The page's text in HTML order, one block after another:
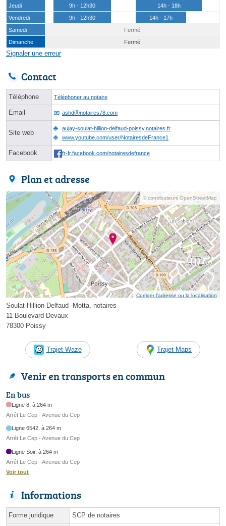
Jeudi
9h - 12h30
14h - 18h
Vendredi
9h - 12h30
14h - 17h
Samedi
Fermé
Dimanche
Fermé
Signaler une erreur
Contact
Téléphone Téléphoner au notaire
Email ashdⓐnotaires78.com
Site web
aujay-soulat-hillion-delfaud-poissy.notaires.fr
www.youtube.com/user/NotairesdeFrance1
Facebook fr-fr.facebook.com/notairesdefrance
Plan et adresse
© contributeurs OpenStreetMap
Corriger l’adresse ou la localisation
Soulat-Hillion-Delfaud -Motta, notaires
11 Boulevard Devaux
78300 Poissy
Trajet Waze Trajet Maps
Venir en transports en commun
En bus
Ligne 8, à 264 m
Arrêt Le Cep - Avenue du Cep
Ligne 6542, à 264 m
Arrêt Le Cep - Avenue du Cep
Ligne Soir, à 264 m
Arrêt Le Cep - Avenue du Cep
Voir tout
Informations
Forme juridique SCP de notaires